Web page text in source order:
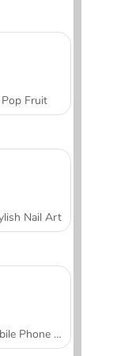
Pop Fruit
Nail Art
Mobile Phone Case Design & DIY